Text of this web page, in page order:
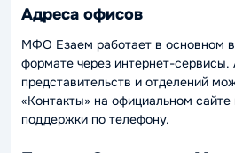
Адреса офисов
МФО Езаем работает в основном
формате через интернет-сервисы.
представительств и отделений
«Контакты» на официальном
поддержки по телефону.